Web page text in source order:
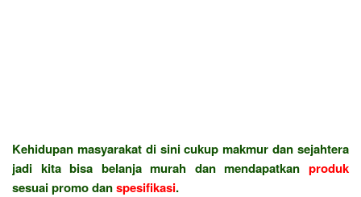
Kehidupan masyarakat di sini cukup makmur dan sejahtera
jadi kita bisa belanja murah dan mendapatkan produk
sesuai promo danspesifikasi.